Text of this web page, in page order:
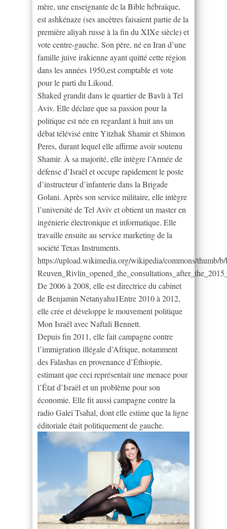
mère, une enseignante de la Bible hébraïque,
est ashkénaze (ses ancêtres faisaient partie de la
première aliyah russe à la fin du XIXe siècle) et
vote centre-gauche. Son père, né en Iran d’une
famille juive irakienne ayant quitté cette région
dans les années 1950,est comptable et vote
pour le parti du Likoud.
Shaked grandit dans le quartier de Bavli à Tel
Aviv. Elle déclare que sa passion pour la
politique est née en regardant à huit ans un
débat télévisé entre Yitzhak Shamir et Shimon
Peres, durant lequel elle affirme avoir soutenu
Shamir. À sa majorité, elle intègre l’Armée de
défense d’Israël et occupe rapidement le poste
d’instructeur d’infanterie dans la Brigade
Golani. Après son service militaire, elle intègre
l’université de Tel Aviv et obtient un master en
ingénierie électronique et informatique. Elle
travaille ensuite au service marketing de la
société Texas Instruments.
https://upload.wikimedia.org/wikipedia/commons/thumb/
De 2006 à 2008, elle est directrice du cabinet
de Benjamin Netanyahu1Entre 2010 à 2012,
elle crée et développe le mouvement politique
Mon Israël avec Naftali Bennett.
Depuis fin 2011, elle fait campagne contre
l’immigration illégale d’Afrique, notamment
des Falashas en provenance d’Éthiopie,
estimant que ceci représentait une menace pour
l’État d’Israël et un problème pour son
économie. Elle fit aussi campagne contre la
radio Galeï Tsahal, dont elle estime que la ligne
éditoriale était politiquement de gauche.